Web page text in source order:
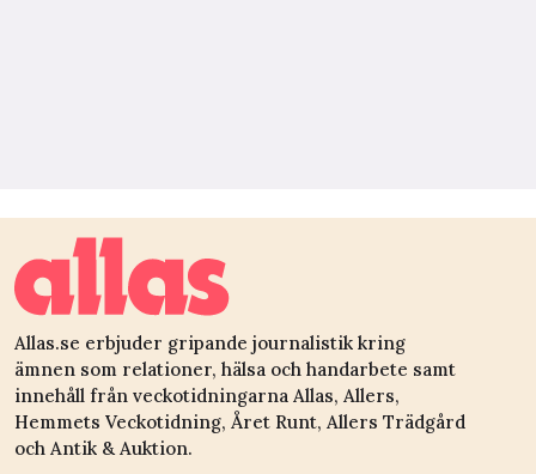
Allas.se erbjuder gripande journalistik kring
ämnen som relationer, hälsa och handarbete samt
innehåll från veckotidningarna Allas, Allers,
Hemmets Veckotidning, Året Runt, Allers Trädgård
och Antik & Auktion.